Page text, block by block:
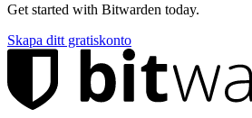
Get started with Bitwarden today.
Skapa ditt gratiskonto